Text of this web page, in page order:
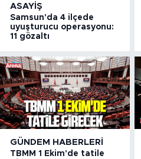
ASAYIŞ
Samsun'da 4 ilçede
uyuşturucu operasyonu:
11 gözaltı
GÜNDEM HABERLERI
TBMM 1 Ekim'de tatile